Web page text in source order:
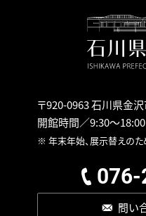
〒920-0963 石川県金
開館時間／9:30～18:00
※ 年末年始、展示替えの
問い